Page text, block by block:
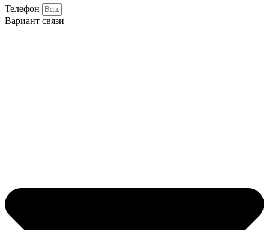
Телефон
Вариант связи